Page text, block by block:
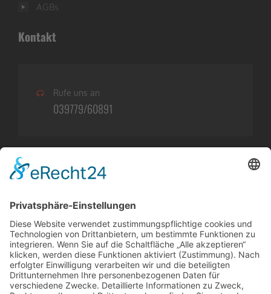
AGBs
Kontakt
Rufe uns an
039779/60891
BÜRO
Montag-Freitag:
09:00 -18:00
WERKSTATT